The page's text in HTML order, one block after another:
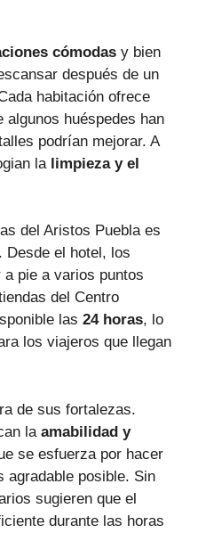
cómodas y bien
después de un
habitación ofrece
algunos huéspedes han
podrían mejorar. A
la limpieza y el
del Aristos Puebla es
Desde el hotel, los
pie a varios puntos
del Centro
las 24 horas, lo
los viajeros que llegan
de sus fortalezas.
la amabilidad y
se esfuerza por hacer
agradable posible. Sin
sugieren que el
durante las horas